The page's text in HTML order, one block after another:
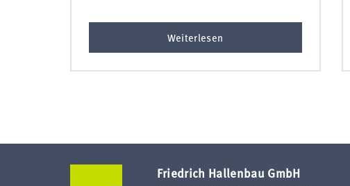
Weiterlesen
Friedrich Hallenbau GmbH